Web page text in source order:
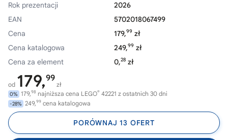
Rok prezentacji
2026
EAN
5702018067499
Cena
179,99 zł
Cena katalogowa
249,99 zł
Cena za element
0,28 zł
od 179,99
zł
0% 179,98 najniższa cena LEGO® 42221 z ostatnich 30 dni
-28% 249,99 cena katalogowa
PORÓWNAJ 13 OFERT